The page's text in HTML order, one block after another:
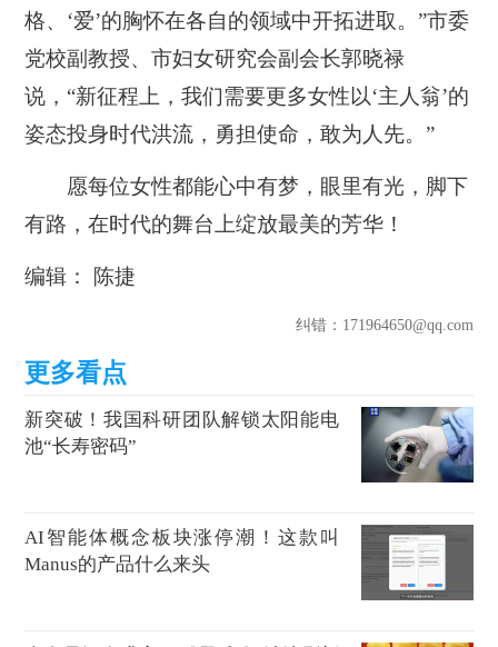
格、‘爱’的胸怀在各自的领域中开拓进取。”市委
党校副教授、市妇女研究会副会长郭晓禄
说，“新征程上，我们需要更多女性以‘主人翁’的
姿态投身时代洪流，勇担使命，敢为人先。”
愿每位女性都能心中有梦，眼里有光，脚下
有路，在时代的舞台上绽放最美的芳华！
编辑： 陈捷
纠错：171964650@qq.com
新突破！我国科研团队解锁太阳能电
池“长寿密码”
AI智能体概念板块涨停潮！这款叫
Manus的产品什么来头